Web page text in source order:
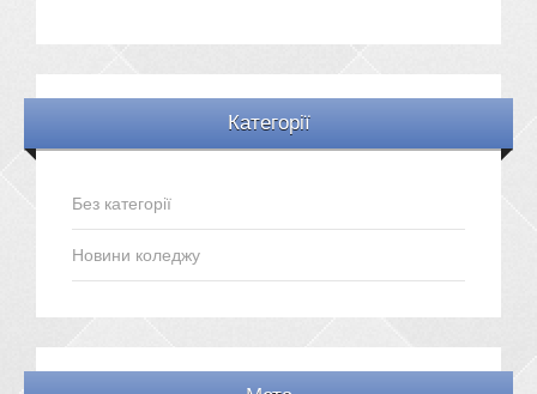
Категорії
Без категорії
Новини коледжу